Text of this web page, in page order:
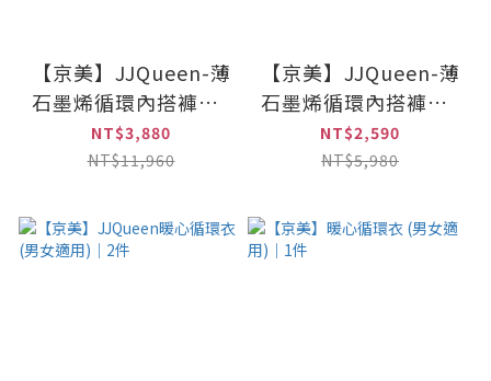
【京美】JJQueen-薄
石墨烯循環內搭褲｜2
件
NT$3,880
NT$11,960
【京美】JJQueen-薄
石墨烯循環內搭褲｜1
件
NT$2,590
NT$5,980